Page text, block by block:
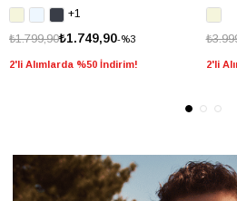
+1
%3
₺1.749,90
₺1.799,90
2'li Alımlarda %50 İndirim! 2'li